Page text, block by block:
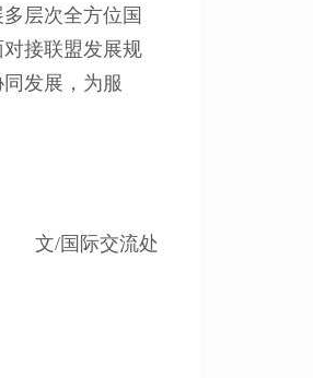
层次全方位国
接联盟发展规
发展，为服
文/国际交流处